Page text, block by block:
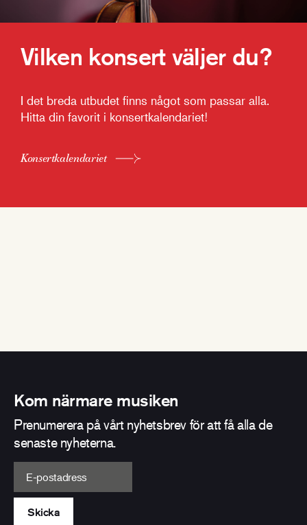
Vilken konsert väljer du?
I det breda utbudet finns något som passar alla.
Hitta din favorit i konsertkalendariet!
Konsertkalendariet
Kom närmare musiken
Prenumerera på vårt nyhetsbrev för att få alla de
senaste nyheterna.
E-postadress
Skicka